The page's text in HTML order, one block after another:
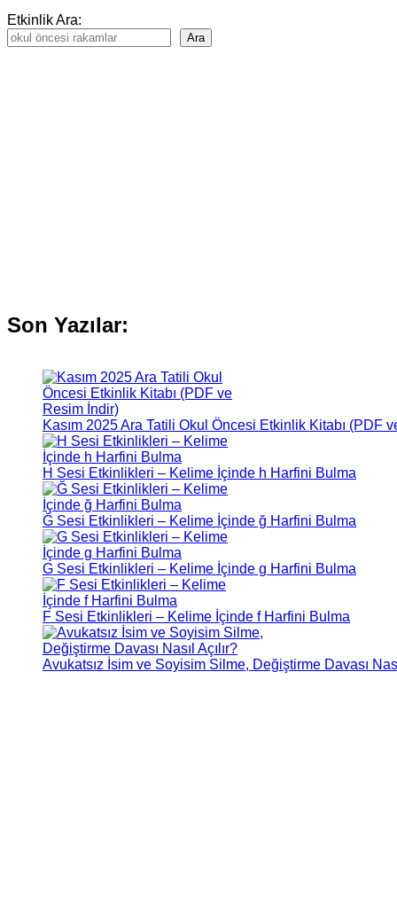
Etkinlik Ara:
Ara
Son Yazılar:
Kasım 2025 Ara Tatili Okul Öncesi Etkinlik Kitabı (PDF
H Sesi Etkinlikleri – Kelime İçinde h Harfini Bulma
Ğ Sesi Etkinlikleri – Kelime İçinde ğ Harfini Bulma
G Sesi Etkinlikleri – Kelime İçinde g Harfini Bulma
F Sesi Etkinlikleri – Kelime İçinde f Harfini Bulma
Avukatsız İsim ve Soyisim Silme, Değiştirme Davası